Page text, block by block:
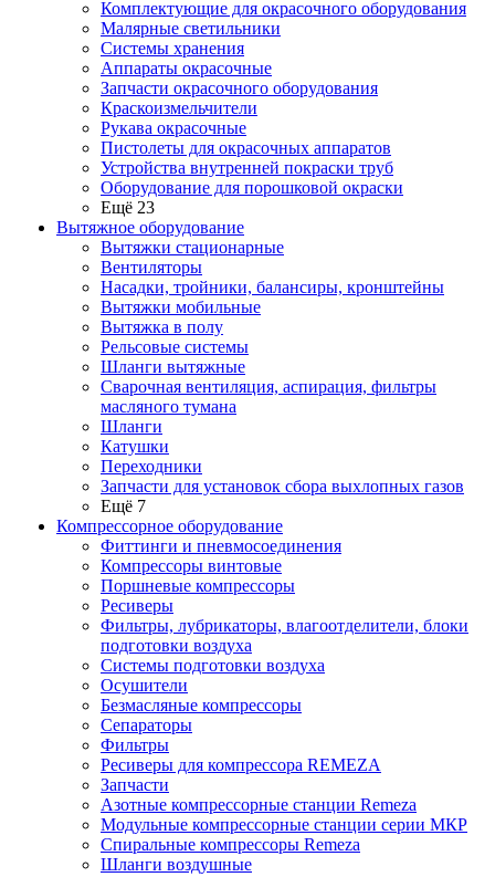
Комплектующие для окрасочного оборудования
Малярные светильники
Системы хранения
Аппараты окрасочные
Запчасти окрасочного оборудования
Краскоизмельчители
Рукава окрасочные
Пистолеты для окрасочных аппаратов
Устройства внутренней покраски труб
Оборудование для порошковой окраски
Ещё 23
Вытяжное оборудование
Вытяжки стационарные
Вентиляторы
Насадки, тройники, балансиры, кронштейны
Вытяжки мобильные
Вытяжка в полу
Рельсовые системы
Шланги вытяжные
Сварочная вентиляция, аспирация, фильтры
масляного тумана
Шланги
Катушки
Переходники
Запчасти для установок сбора выхлопных газов
Ещё 7
Компрессорное оборудование
Фиттинги и пневмосоединения
Компрессоры винтовые
Поршневые компрессоры
Ресиверы
Фильтры, лубрикаторы, влагоотделители, блоки
подготовки воздуха
Системы подготовки воздуха
Осушители
Безмасляные компрессоры
Сепараторы
Фильтры
Ресиверы для компрессора REMEZA
Запчасти
Азотные компрессорные станции Remeza
Модульные компрессорные станции серии МКР
Спиральные компрессоры Remeza
Шланги воздушные